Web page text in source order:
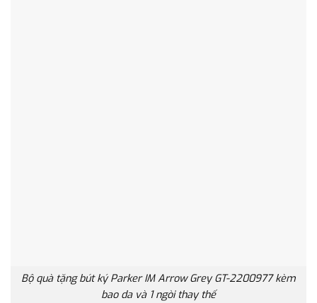
Bộ quà tặng bút ký Parker IM Arrow Grey GT-2200977 kèm
bao da và 1 ngòi thay thế